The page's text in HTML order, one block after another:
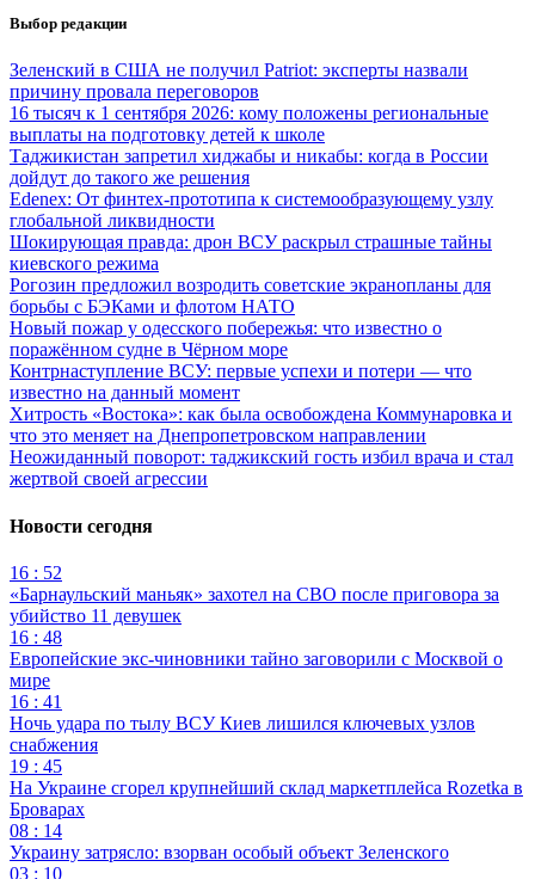
Выбор редакции
Зеленский в США не получил Patriot: эксперты назвали
причину провала переговоров
16 тысяч к 1 сентября 2026: кому положены региональные
выплаты на подготовку детей к школе
Таджикистан запретил хиджабы и никабы: когда в России
дойдут до такого же решения
Edenex: От финтех-прототипа к системообразующему узлу
глобальной ликвидности
Шокирующая правда: дрон ВСУ раскрыл страшные тайны
киевского режима
Рогозин предложил возродить советские экранопланы для
борьбы с БЭКами и флотом НАТО
Новый пожар у одесского побережья: что известно о
поражённом судне в Чёрном море
Контрнаступление ВСУ: первые успехи и потери — что
известно на данный момент
Хитрость «Востока»: как была освобождена Коммунаровка и
что это меняет на Днепропетровском направлении
Неожиданный поворот: таджикский гость избил врача и стал
жертвой своей агрессии
Новости сегодня
16 : 52
«Барнаульский маньяк» захотел на СВО после приговора за
убийство 11 девушек
16 : 48
Европейские экс-чиновники тайно заговорили с Москвой о
мире
16 : 41
Ночь удара по тылу ВСУ Киев лишился ключевых узлов
снабжения
19 : 45
На Украине сгорел крупнейший склад маркетплейса Rozetka в
Броварах
08 : 14
Украину затрясло: взорван особый объект Зеленского
03 : 10